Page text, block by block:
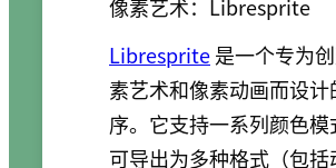
像素艺术：Libresprite
Libresprite是一个专为
素艺术和像素动画而设计
序。它支持一系列颜色模
可导出为多种格式（包括